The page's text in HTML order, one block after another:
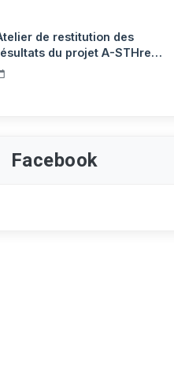
de restitution des
du projet A-STHre…
Facebook